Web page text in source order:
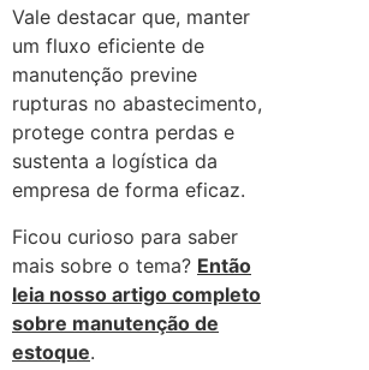
Vale destacar que, manter
um fluxo eficiente de
manutenção previne
rupturas no abastecimento,
protege contra perdas e
sustenta a logística da
empresa de forma eficaz.
Ficou curioso para saber
mais sobre o tema? Então
leia nosso artigo completo
sobre manutenção de
estoque.